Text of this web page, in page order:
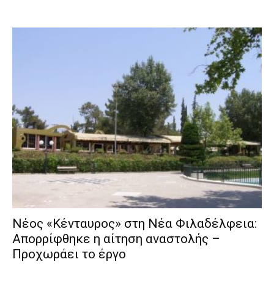
Νέος «Κένταυρος» στη Νέα Φιλαδέλφεια:
Απορρίφθηκε η αίτηση αναστολής –
Προχωράει το έργο